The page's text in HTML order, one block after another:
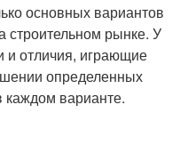
основных вариантов
строительном рынке. У
и отличия, играющие
определенных
каждом варианте.